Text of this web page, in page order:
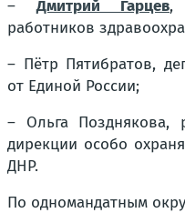
–Дмитрий Гарцев,
работников
– Пётр Пятибратов,
от Единой России;
– Ольга Позднякова,
дирекции особо
ДНР.
По одномандатным